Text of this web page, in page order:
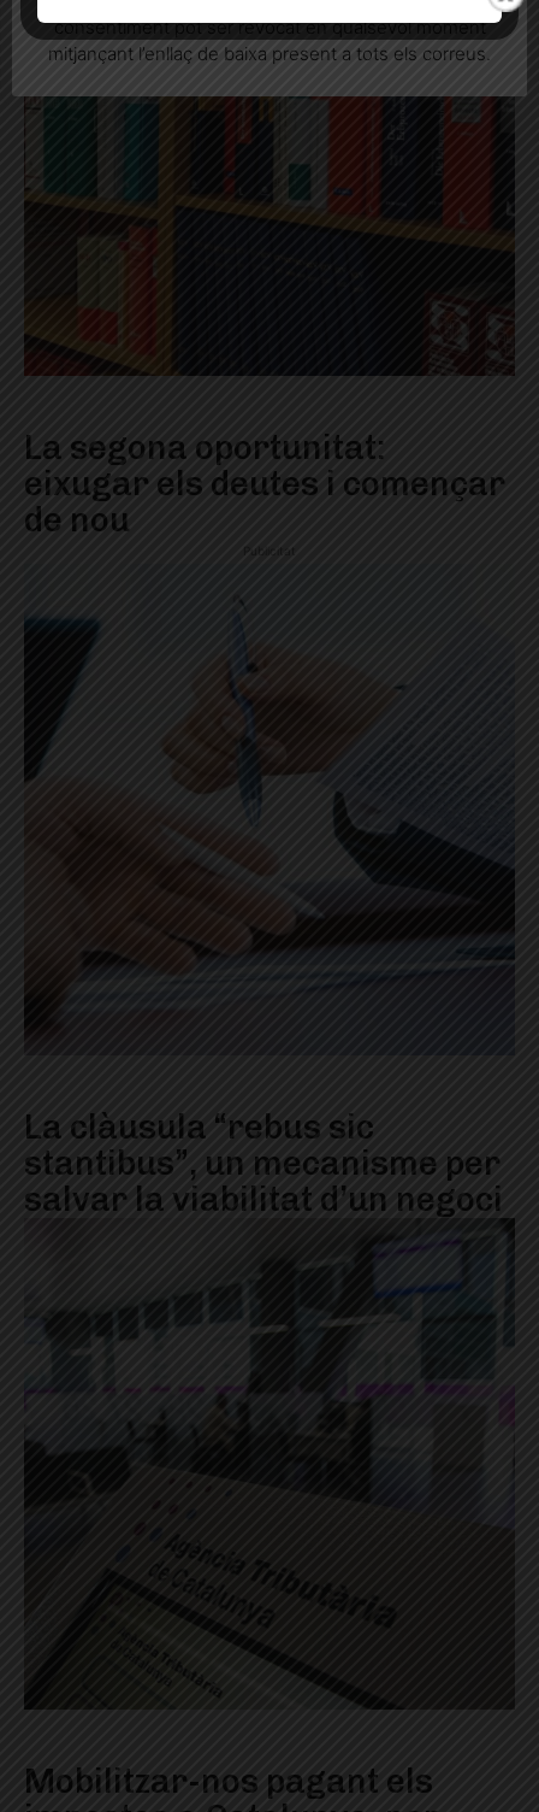
La segona oportunitat:
eixugar els deutes i començar
de nou
Publicitat
La clàusula “rebus sic
stantibus”, un mecanisme per
salvar la viabilitat d’un negoci
Mobilitzar-nos pagant els
consentiment pot ser revocat en qualsevol moment
mitjançant l’enllaç de baixa present a tots els correus.